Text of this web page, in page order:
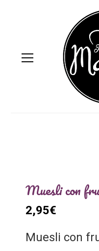
Muesli con
2,95€
Muesli con